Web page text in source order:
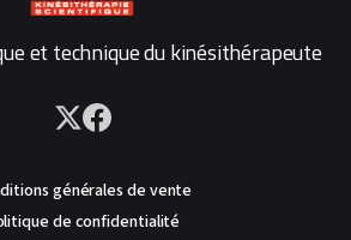
et technique du kinésithérapeute
générales de vente
de confidentialité